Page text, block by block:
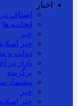
اخبار
اصناف در
اتحادیه ها
خبر
خبر اسلايد
دولت و
بازار در
برگزیده
پیشنهاد
خبر
خبر اسلايد